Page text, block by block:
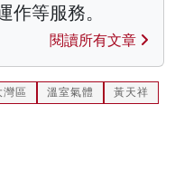
作等服務。
閱讀所有文章
灣區 溫室氣體
黃天祥